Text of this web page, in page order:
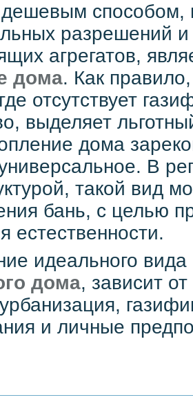
способом,
разрешений и
агрегатов,
дома. Как
отсутствует
выделяет
дома
В
такой вид
бань, с целью
естественности.
идеального вида
дома, зависит
и личные